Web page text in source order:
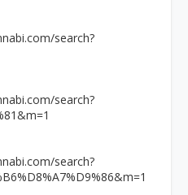
search?
search?
search?